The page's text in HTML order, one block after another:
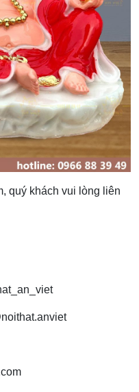
quý khách vui lòng liên